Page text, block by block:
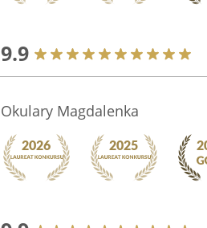
9.9
Okulary Magdalenka